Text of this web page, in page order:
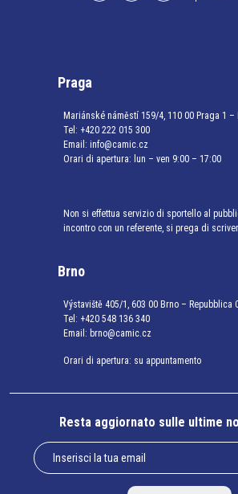
Praga
Mariánské náměstí 159/4, 110 00 Praga 1 –
Tel: +420 222 015 300
Email: info@camic.cz
Orari di apertura: lun – ven 9:00 – 17:00
Non si effettua servizio di sportello al
incontro con un referente, si prega di
Brno
Výstaviště 405/1, 603 00 Brno – Repubblica
Tel: +420 548 136 340
Email: brno@camic.cz
Orari di apertura: su appuntamento
Resta aggiornato sulle ultime